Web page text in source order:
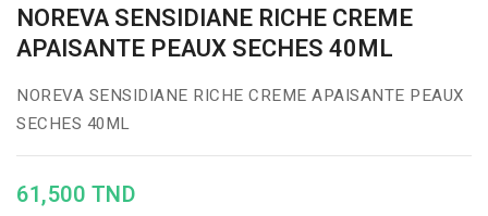
NOREVA SENSIDIANE RICHE CREME
APAISANTE PEAUX SECHES 40ML
NOREVA SENSIDIANE RICHE CREME APAISANTE PEAUX
SECHES 40ML
61,500 TND